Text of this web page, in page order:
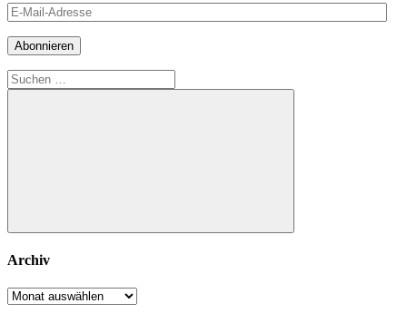
E-
Mail-
Adresse
Abonnieren
Suchen
nach:
Suchen
Archiv
Archiv